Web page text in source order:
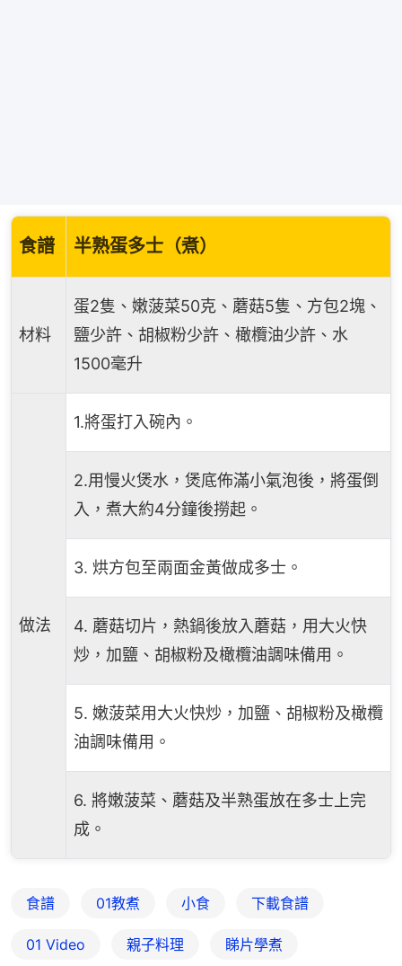
食譜 半熟蛋多士（煮）
材料
蛋2隻、嫩菠菜50克、蘑菇5隻、方包2塊、
鹽少許、胡椒粉少許、橄欖油少許、水
1500毫升
做法
1.將蛋打入碗內。
2.用慢火煲水，煲底佈滿小氣泡後，將蛋倒
入，煮大約4分鐘後撈起。
3. 烘方包至兩面金黃做成多士。
4. 蘑菇切片，熱鍋後放入蘑菇，用大火快
炒，加鹽、胡椒粉及橄欖油調味備用。
5. 嫩菠菜用大火快炒，加鹽、胡椒粉及橄欖
油調味備用。
6. 將嫩菠菜、蘑菇及半熟蛋放在多士上完
成。
食譜 01教煮 小食 下載食譜
01 Video 親子料理 睇片學煮